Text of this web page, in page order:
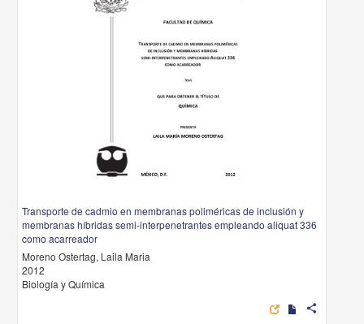
Transporte de cadmio en membranas poliméricas de inclusión y
membranas híbridas semi-interpenetrantes empleando aliquat 336
como acarreador
Moreno Ostertag, Laila Maria
2012
Biología y Química
share